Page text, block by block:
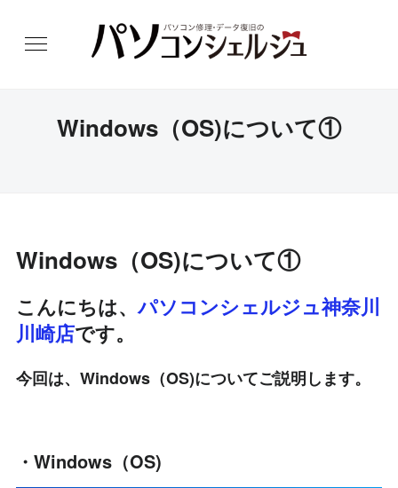
Windows（OS)について①
Windows（OS)について①
こんにちは、パソコンシェルジュ神奈川
川崎店です。
今回は、Windows（OS)についてご説明します。
・Windows（OS)